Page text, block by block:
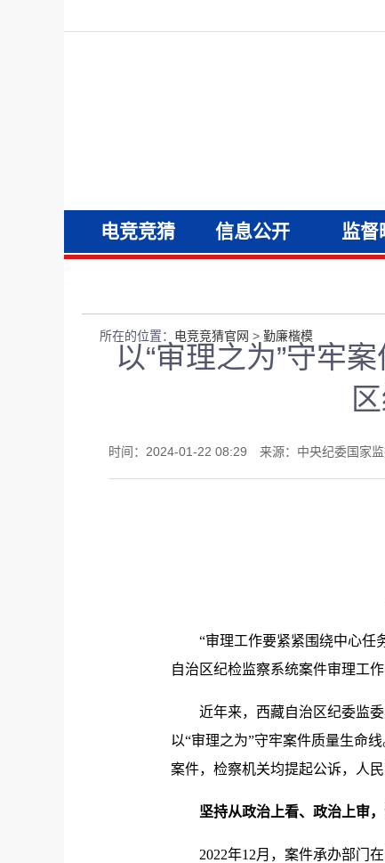
电竞竞猜 信息公开 监督
所在的位置： 电竞竞猜官网 > 勤廉楷模
以“审理之为”守牢
时间：2024-01-22 08:29 来源：中央纪委国家
“审理工作要紧紧围绕中心任务
自治区纪检监察系统案件审理工
近年来，西藏自治区纪委监委
以“审理之为”守牢案件质量生命
案件，检察机关均提起公诉，人
坚持从政治上看、政治上审
2022年12月，案件承办部门在